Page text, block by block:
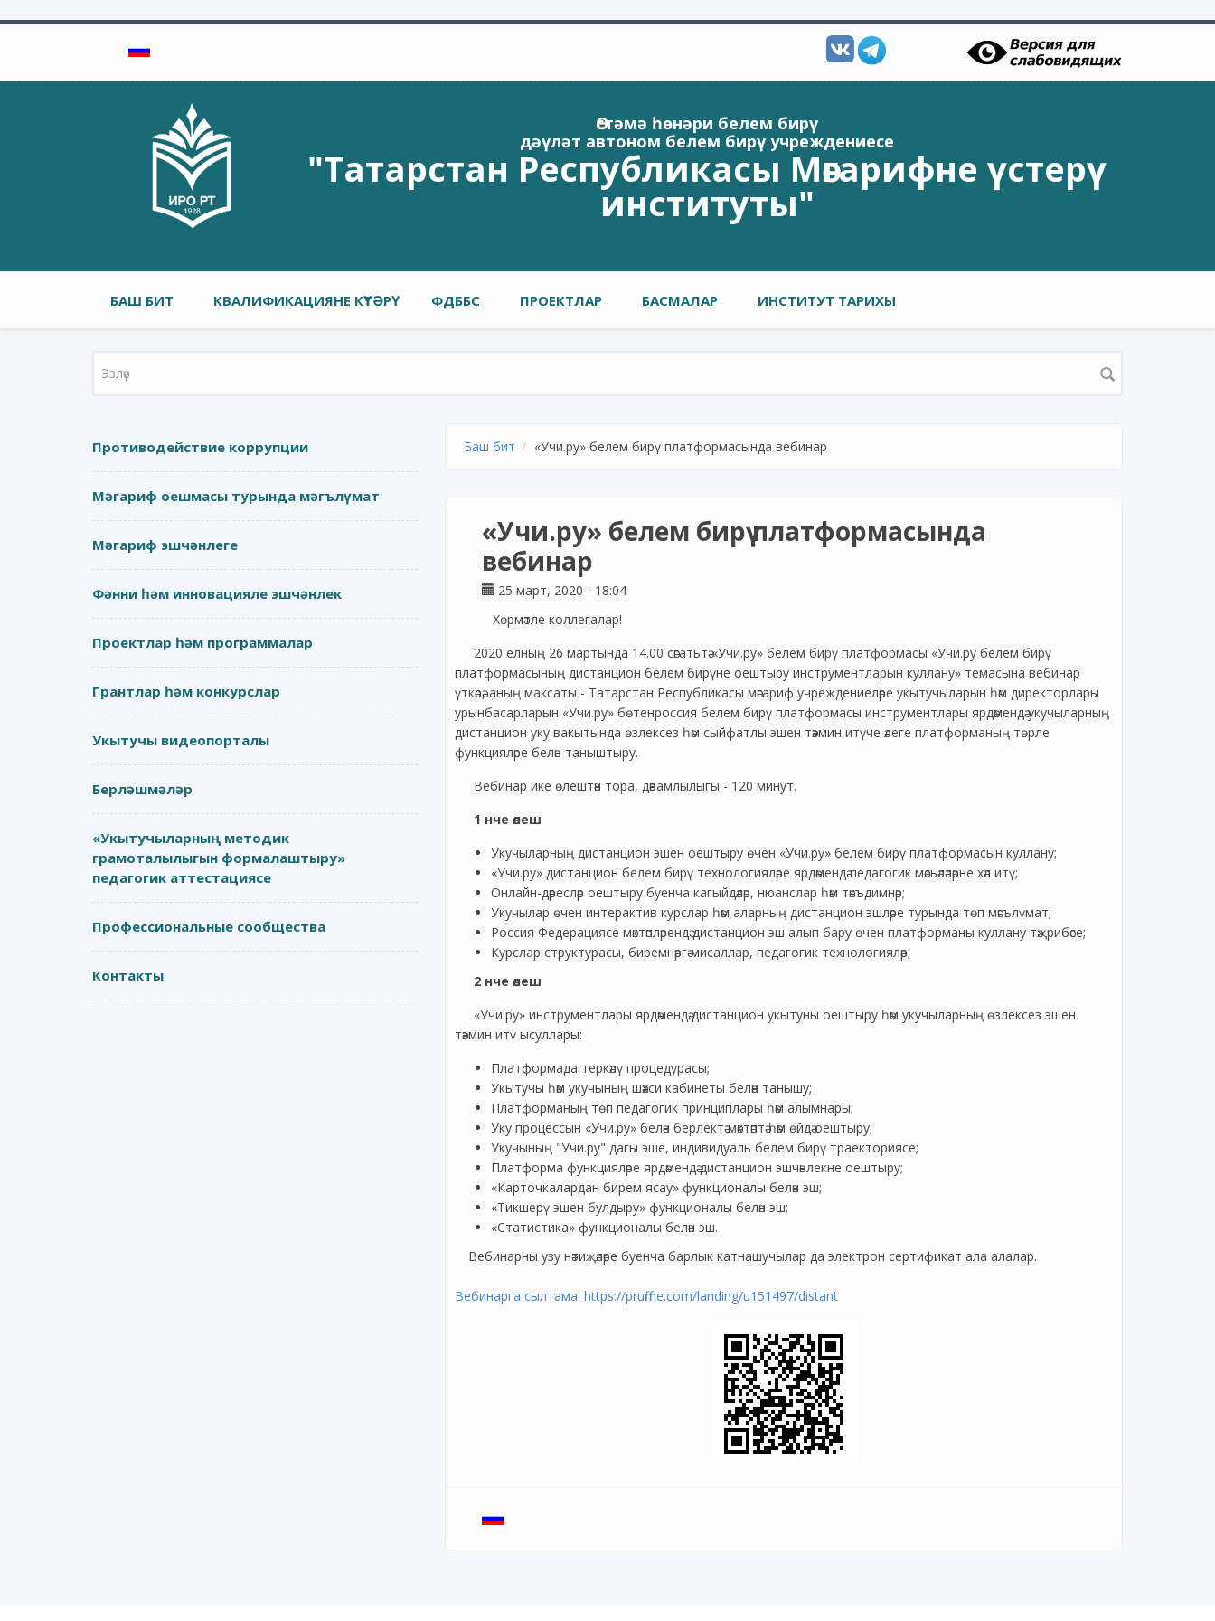
Өстәмә һөнәри белем бирү
дәүләт автоном белем бирү учреждениесе
"Татарстан Республикасы Мәгарифне үстерү
институты"
Төп меню
БАШ БИТ КВАЛИФИКАЦИЯНЕ КҮТӘРҮ ФДББС ПРОЕКТЛАР БАСМАЛАР ИНСТИТУТ ТАРИХЫ
Search form
Противодействие коррупции
Мәгариф оешмасы турында мәгълүмат
Мәгариф эшчәнлеге
Фәнни һәм инновацияле эшчәнлек
Проектлар һәм программалар
Грантлар һәм конкурслар
Укытучы видеопорталы
Берләшмәләр
«Укытучыларның методик
грамоталылыгын формалаштыру»
педагогик аттестациясе
Профессиональные сообщества
Контакты
Баш бит «Учи.ру» белем бирү платформасында вебинар
«Учи.ру» белем бирү платформасында
вебинар
25 март, 2020 - 18:04
Хөрмәтле коллегалар!
2020 елның 26 мартында 14.00 сәгатьтә «Учи.ру» белем бирү платформасы «Учи.ру белем бирү
платформасының дистанцион белем бирүне оештыру инструментларын куллану» темасына вебинар
үткәрә, аның максаты - Татарстан Республикасы мәгариф учреждениеләре укытучыларын һәм директорлары
урынбасарларын «Учи.ру» бөтенроссия белем бирү платформасы инструментлары ярдәмендә укучыларның
дистанцион уку вакытында өзлексез һәм сыйфатлы эшен тәэмин итүче әлеге платформаның төрле
функцияләре белән таныштыру.
Вебинар ике өлештән тора, дәвамлылыгы - 120 минут.
1 нче өлеш
Укучыларның дистанцион эшен оештыру өчен «Учи.ру» белем бирү платформасын куллану;
«Учи.ру» дистанцион белем бирү технологияләре ярдәмендә педагогик мәсьәләләрне хәл итү;
Онлайн-дәресләр оештыру буенча кагыйдәләр, нюанслар һәм тәкъдимнәр;
Укучылар өчен интерактив курслар һәм аларның дистанцион эшләре турында төп мәгълүмат;
Россия Федерациясе мәктәпләрендә дистанцион эш алып бару өчен платформаны куллану тәҗрибәсе;
Курслар структурасы, биремнәргә мисаллар, педагогик технологияләр;
2 нче өлеш
«Учи.ру» инструментлары ярдәмендә дистанцион укытуны оештыру һәм укучыларның өзлексез эшен
тәэмин итү ысуллары:
Платформада теркәлү процедурасы;
Укытучы һәм укучының шәхси кабинеты белән танышу;
Платформаның төп педагогик принциплары һәм алымнары;
Уку процессын «Учи.ру» белән берлектә мәктәптә һәм өйдә оештыру;
Укучының "Учи.ру" дагы эше, индивидуаль белем бирү траекториясе;
Платформа функцияләре ярдәмендә дистанцион эшчәнлекне оештыру;
«Карточкалардан бирем ясау» функционалы белән эш;
«Тикшерү эшен булдыру» функционалы белән эш;
«Статистика» функционалы белән эш.
Вебинарны узу нәтиҗәләре буенча барлык катнашучылар да электрон сертификат ала алалар.
Вебинарга сылтама: https://pruffme.com/landing/u151497/distant